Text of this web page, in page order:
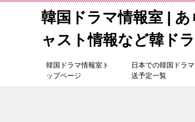
韓国ドラマ情報室 |
ャスト情報など韓ド
韓国ドラマ情報室ト
ップページ
日本での韓国ドラ
送予定一覧